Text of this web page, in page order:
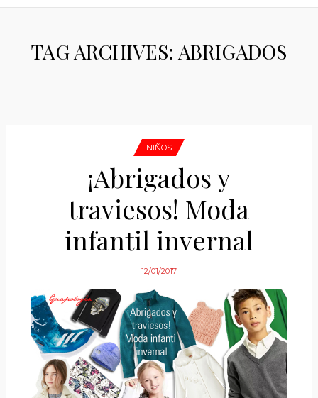
TAG ARCHIVES: ABRIGADOS
NIÑOS
¡Abrigados y
traviesos! Moda
infantil invernal
12/01/2017